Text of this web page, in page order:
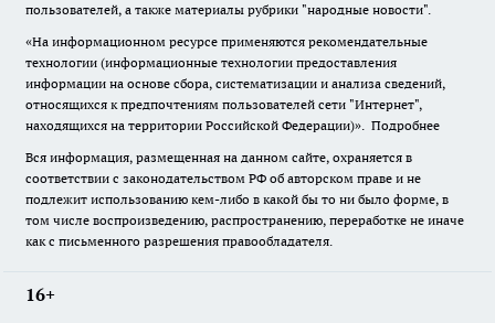
пользователей, а также материалы рубрики "народные новости".
«На информационном ресурсе применяются рекомендательные
технологии (информационные технологии предоставления
информации на основе сбора, систематизации и анализа сведений,
относящихся к предпочтениям пользователей сети "Интернет",
находящихся на территории Российской Федерации)». Подробнее
Вся информация, размещенная на данном сайте, охраняется в
соответствии с законодательством РФ об авторском праве и не
подлежит использованию кем-либо в какой бы то ни было форме, в
том числе воспроизведению, распространению, переработке не иначе
как с письменного разрешения правообладателя.
16+